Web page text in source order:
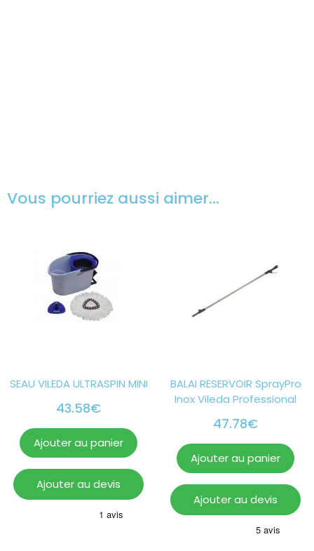
Vous pourriez aussi aimer…
SEAU VILEDA ULTRASPIN MINI
43.58€
Ajouter au panier
Ajouter au devis
BALAI RESERVOIR SprayPro
Inox Vileda Professional
47.78€
Ajouter au panier
Ajouter au devis